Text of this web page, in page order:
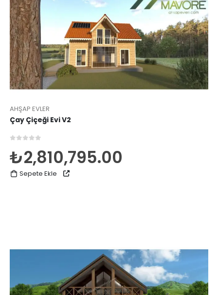
AHŞAP EVLER
Çay Çiçeği Evi V2
₺2,810,795.00
Sepete Ekle